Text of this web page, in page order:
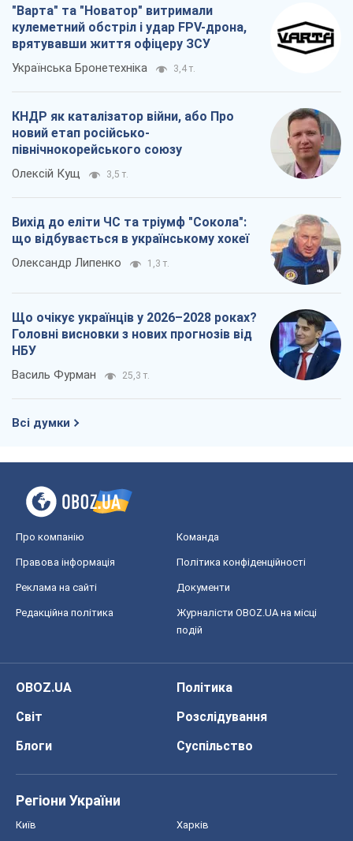
"Варта" та "Новатор" витримали
кулеметний обстріл і удар FPV-дрона,
врятувавши життя офіцеру ЗСУ
Українська Бронетехніка 3,4 т.
КНДР як каталізатор війни, або Про
новий етап російсько-
північнокорейського союзу
Олексій Кущ 3,5 т.
Вихід до еліти ЧС та тріумф "Сокола":
що відбувається в українському хокеї
Олександр Липенко 1,3 т.
Що очікує українців у 2026–2028 роках?
Головні висновки з нових прогнозів від
НБУ
Василь Фурман 25,3 т.
Всі думки
Про компанію Команда
Правова інформація Політика конфіденційності
Реклама на сайті Документи
Редакційна політика
Журналісти OBOZ.UA на місці
подій
OBOZ.UA
Політика
Світ
Розслідування
Блоги
Суспільство
Регіони України
Київ Харків